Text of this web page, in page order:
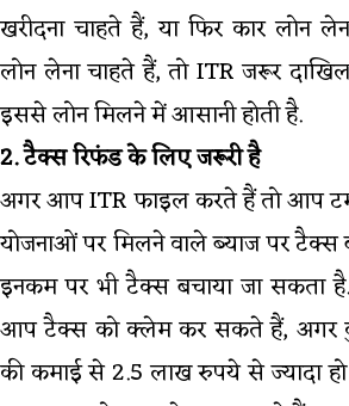
खरीदना चाहते हैं, या फिर कार लोन
लोन लेना चाहते हैं, तो ITR जरूर
इससे लोन मिलने में आसानी होती है.
2. टैक्स रिफंड के लिए जरूरी है
अगर आप ITR फाइल करते हैं तो आप
योजनाओं पर मिलने वाले ब्याज पर
इनकम पर भी टैक्स बचाया जा सकता
आप टैक्स को क्लेम कर सकते हैं, अगर
की कमाई से 2.5 लाख रुपये से ज्यादा